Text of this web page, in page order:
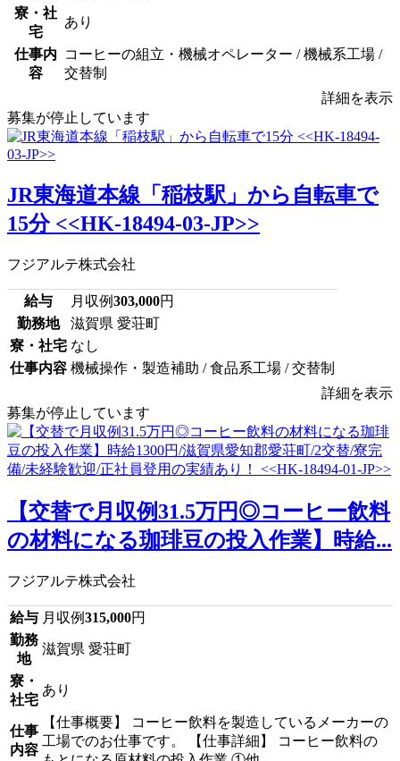
寮・社
宅
あり
仕事内
容
コーヒーの組立・機械オペレーター / 機械系工場 /
交替制
詳細を表示
募集が停止しています
JR東海道本線「稲枝駅」から自転車で
15分 <<HK-18494-03-JP>>
フジアルテ株式会社
給与 月収例303,000円
勤務地
滋賀県 愛荘町
寮・社宅 なし
仕事内容 機械操作・製造補助 / 食品系工場 / 交替制
詳細を表示
募集が停止しています
【交替で月収例31.5万円◎コーヒー飲料
の材料になる珈琲豆の投入作業】時給...
フジアルテ株式会社
給与 月収例315,000円
勤務
地
滋賀県 愛荘町
寮・
社宅
あり
仕事
内容
【仕事概要】 コーヒー飲料を製造しているメーカーの
工場でのお仕事です。 【仕事詳細】 コーヒー飲料の